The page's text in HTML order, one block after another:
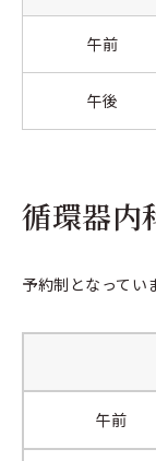
午前
午後
循環器内
予約制となってい
午前